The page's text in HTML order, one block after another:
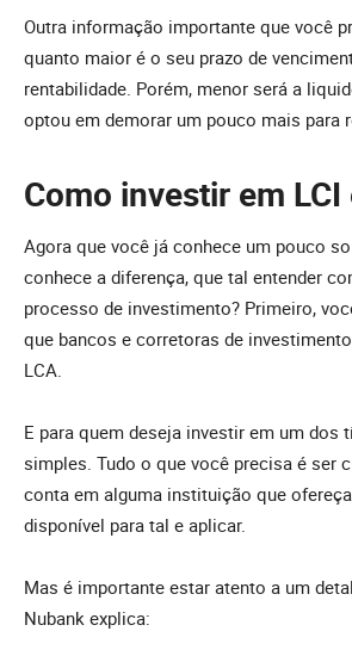
Outra informação importante que você
quanto maior é o seu prazo de
rentabilidade. Porém, menor será a
optou em demorar um pouco mais para
Como investir em LCI
Agora que você já conhece um pouco
conhece a diferença, que tal entender
processo de investimento? Primeiro,
que bancos e corretoras de
LCA.
E para quem deseja investir em um dos
simples. Tudo o que você precisa é ser
conta em alguma instituição que
disponível para tal e aplicar.
Mas é importante estar atento a um
Nubank explica: